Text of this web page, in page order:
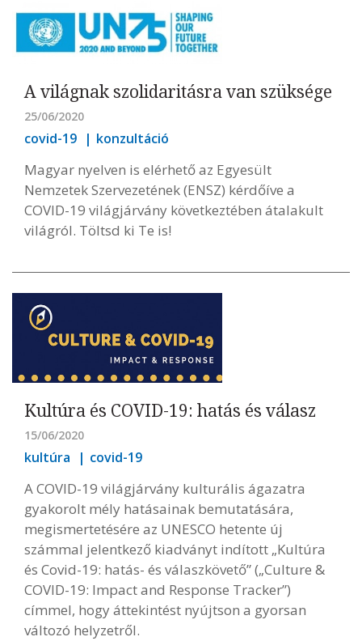
A világnak szolidaritásra van szüksége
25/06/2020
covid-19 konzultáció
Magyar nyelven is elérhető az Egyesült
Nemzetek Szervezetének (ENSZ) kérdőíve a
COVID-19 világjárvány következtében átalakult
világról. Töltsd ki Te is!
Kultúra és COVID-19: hatás és válasz
15/06/2020
kultúra covid-19
A COVID-19 világjárvány kulturális ágazatra
gyakorolt mély hatásainak bemutatására,
megismertetésére az UNESCO hetente új
számmal jelentkező kiadványt indított „Kultúra
és Covid-19: hatás- és válaszkövető” („Culture &
COVID-19: Impact and Response Tracker”)
címmel, hogy áttekintést nyújtson a gyorsan
változó helyzetről.